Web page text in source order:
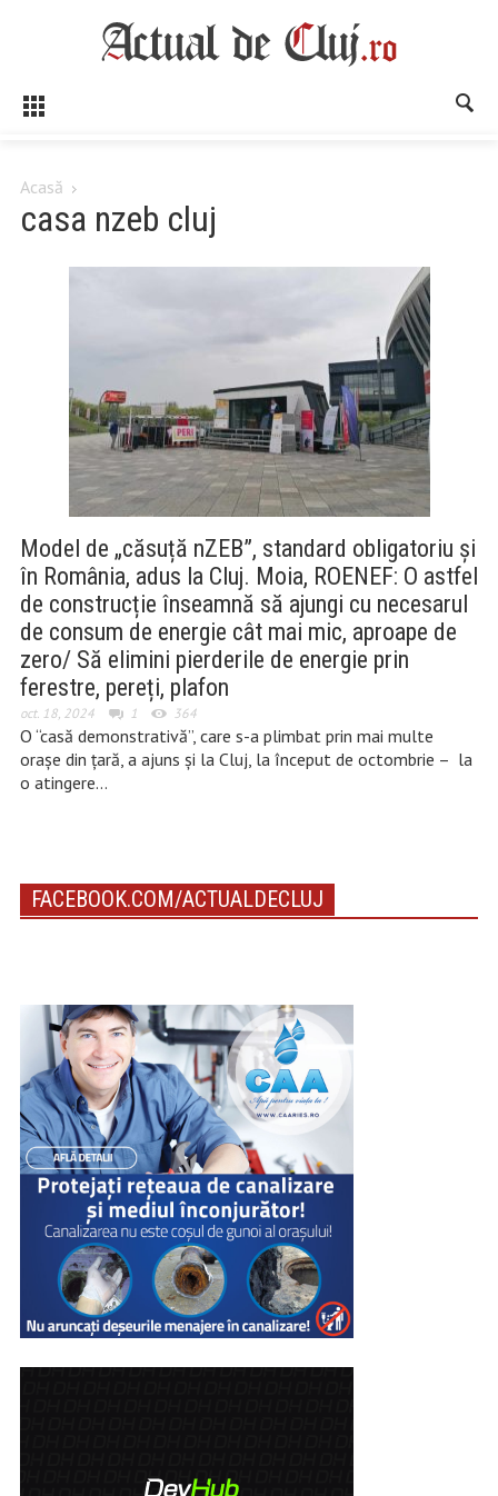
Acasă
casa nzeb cluj
Model de „căsuță nZEB”, standard obligatoriu și
în România, adus la Cluj. Moia, ROENEF: O astfel
de construcție înseamnă să ajungi cu necesarul
de consum de energie cât mai mic, aproape de
zero/ Să elimini pierderile de energie prin
ferestre, pereți, plafon
oct. 18, 2024 1 364
O “casă demonstrativă”, care s-a plimbat prin mai multe
orașe din țară, a ajuns și la Cluj, la început de octombrie – la
o atingere…
FACEBOOK.COM/ACTUALDECLUJ